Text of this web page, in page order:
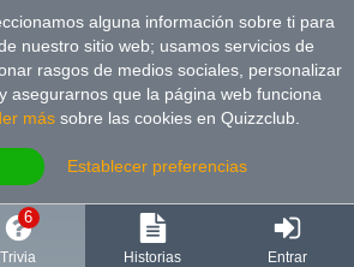
alguna información sobre ti para
nuestro sitio web; usamos servicios de
rasgos de medios sociales, personalizar
asegurarnos que la página web funciona
más sobre las cookies en Quizzclub.
Establecer preferencias
6
Trivia Historias Entrar